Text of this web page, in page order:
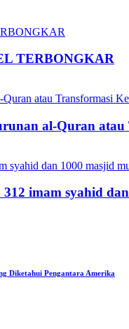
TERBONGKAR
al-Quran
imam syahid
Diketahui Pengantara Amerika